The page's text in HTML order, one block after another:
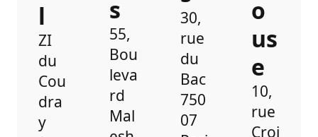
l
ZI
du
Cou
dra
y
s
55,
Bou
leva
rd
Mal
30,
rue
du
Bac
750
07
o
us
e
10,
rue
Croi